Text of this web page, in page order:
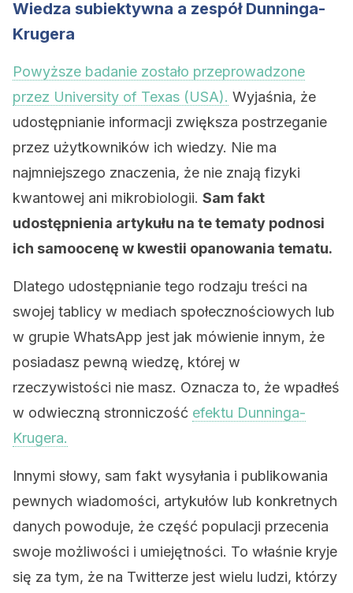
Wiedza subiektywna a zespół Dunninga-
Krugera
Powyższe badanie zostało przeprowadzone
przez University of Texas (USA). Wyjaśnia, że
udostępnianie informacji zwiększa postrzeganie
przez użytkowników ich wiedzy. Nie ma
najmniejszego znaczenia, że nie znają fizyki
kwantowej ani mikrobiologii. Sam fakt
udostępnienia artykułu na te tematy podnosi
ich samoocenę w kwestii opanowania tematu.
Dlatego udostępnianie tego rodzaju treści na
swojej tablicy w mediach społecznościowych lub
w grupie WhatsApp jest jak mówienie innym, że
posiadasz pewną wiedzę, której w
rzeczywistości nie masz. Oznacza to, że wpadłeś
w odwieczną stronniczość efektu Dunninga-
Krugera.
Innymi słowy, sam fakt wysyłania i publikowania
pewnych wiadomości, artykułów lub konkretnych
danych powoduje, że część populacji przecenia
swoje możliwości i umiejętności. To właśnie kryje
się za tym, że na Twitterze jest wielu ludzi, którzy